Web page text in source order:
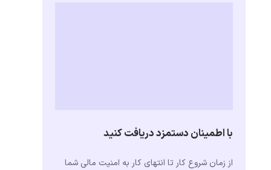
با اطمینان دستمزد دریافت کنید
از زمان شروع کار تا انتهای کار به امنیت مالی شما